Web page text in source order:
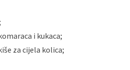
i kukaca;
za cijela kolica;